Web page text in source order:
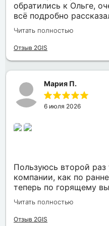
обратились к Ольге,
всё подробно
нам отличный отель в
цене, отель вживую
на фото, нас привезли
Читать полностью
Отзыв 2GIS
Мария П.
6 июля 2026
Пользуюсь второй раз
компании, как по
теперь по горящему
второй раз путёвки
индивидуальные
менеджером Анной
Читать полностью
Отзыв 2GIS